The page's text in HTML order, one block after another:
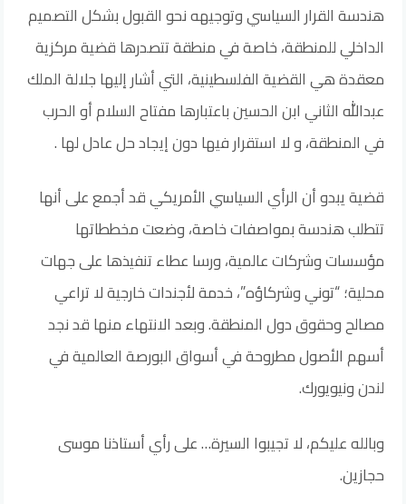
هندسة القرار السياسي وتوجيهه نحو القبول بشكل التصميم
الداخلي للمنطقة، خاصة في منطقة تتصدرها قضية مركزية
معقدة هي القضية الفلسطينية، التي أشار إليها جلالة الملك
عبدالله الثاني ابن الحسين باعتبارها مفتاح السلام أو الحرب
في المنطقة، و لا استقرار فيها دون إيجاد حل عادل لها .
قضية يبدو أن الرأي السياسي الأمريكي قد أجمع على أنها
تتطلب هندسة بمواصفات خاصة، وضعت مخططاتها
مؤسسات وشركات عالمية، ورسا عطاء تنفيذها على جهات
محلية؛ “توني وشركاؤه”، خدمة لأجندات خارجية لا تراعي
مصالح وحقوق دول المنطقة. وبعد الانتهاء منها قد نجد
أسهم الأصول مطروحة في أسواق البورصة العالمية في
لندن ونيويورك.
وبالله عليكم، لا تجيبوا السيرة… على رأي أستاذنا موسى
حجازين.